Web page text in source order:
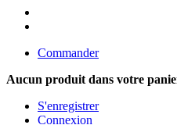
Commander
Aucun produit dans votre
S'enregistrer
Connexion